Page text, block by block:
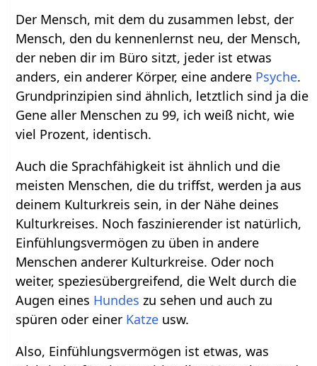
Der Mensch, mit dem du zusammen lebst, der
Mensch, den du kennenlernst neu, der Mensch,
der neben dir im Büro sitzt, jeder ist etwas
anders, ein anderer Körper, eine andere Psyche.
Grundprinzipien sind ähnlich, letztlich sind ja die
Gene aller Menschen zu 99, ich weiß nicht, wie
viel Prozent, identisch.
Auch die Sprachfähigkeit ist ähnlich und die
meisten Menschen, die du triffst, werden ja aus
deinem Kulturkreis sein, in der Nähe deines
Kulturkreises. Noch faszinierender ist natürlich,
Einfühlungsvermögen zu üben in andere
Menschen anderer Kulturkreise. Oder noch
weiter, speziesübergreifend, die Welt durch die
Augen eines Hundes zu sehen und auch zu
spüren oder einer Katze usw.
Also, Einfühlungsvermögen ist etwas, was